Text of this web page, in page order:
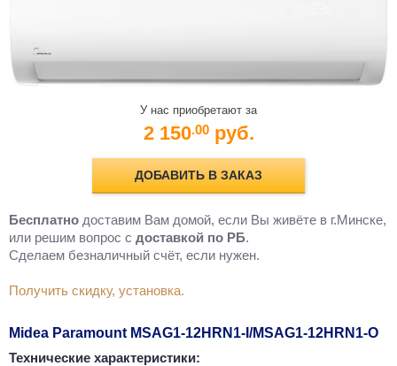
У нас приобретают за
2 150.00 руб.
ДОБАВИТЬ В ЗАКАЗ
Бесплатно доставим Вам домой, если Вы живёте в г.Минске,
или решим вопрос с доставкой по РБ.
Cделаем безналичный счёт, если нужен.
Получить скидку, установка.
Midea Paramount MSAG1-12HRN1-I/MSAG1-12HRN1-O
Технические характеристики: